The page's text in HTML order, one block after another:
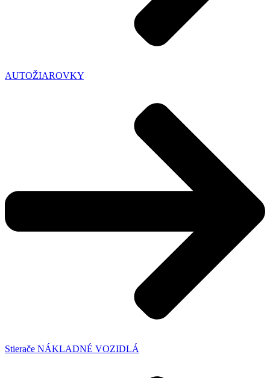
AUTOŽIAROVKY
Stierače NÁKLADNÉ VOZIDLÁ